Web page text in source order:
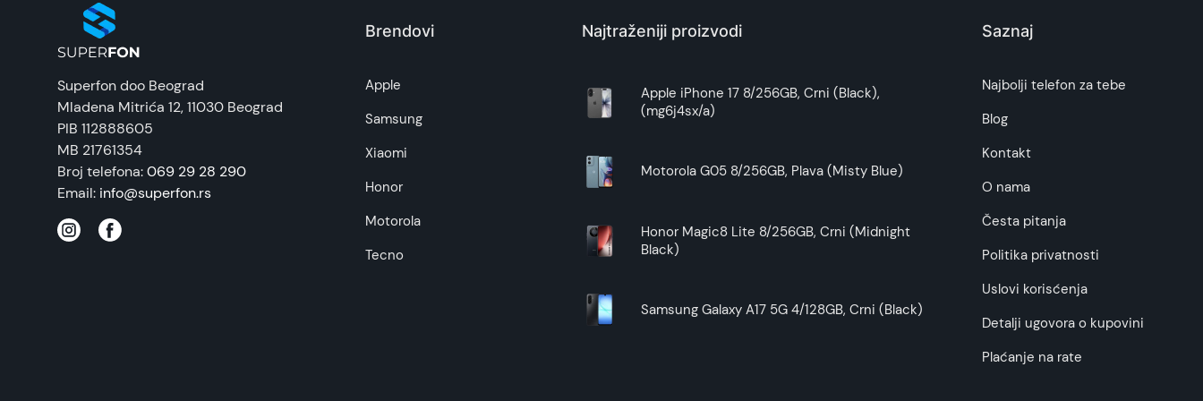
Zemlja porekla:
Prava potrošača:
Napomena:
Superfon doo se trudi da informacije i fotografije artikala budu što tačnije i detaljnije ali ne može da
Superfon doo Beograd
Mladena Mitrića 12, 11030 Beograd
PIB 112888605
MB 21761354
Broj telefona:069 29 28 290
Email: info@superfon.rs
Brendovi
Apple
Samsung
Xiaomi
Honor
Motorola
Tecno
Najtraženiji proizvodi
Apple iPhone 17 8/256GB, Crni (Black),
(mg6j4sx/a)
Motorola G05 8/256GB, Plava (Misty Blue)
Honor Magic8 Lite 8/256GB, Crni (Midnight
Black)
Samsung Galaxy A17 5G 4/128GB, Crni (Black)
Saznaj
Najbolji telefon za tebe
Blog
Kontakt
O nama
Česta pitanja
Politika privatnosti
Uslovi korisćenja
Detalji ugovora o kupovini
Plaćanje na rate